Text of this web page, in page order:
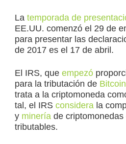
La temporada de
EE.UU. comenzó el 29 de
para presentar las
de 2017 es el 17 de abril.
El IRS, que empezó
para la tributación de Bitcoin
trata a la criptomoneda
tal, el IRS considera la
y minería de
tributables.